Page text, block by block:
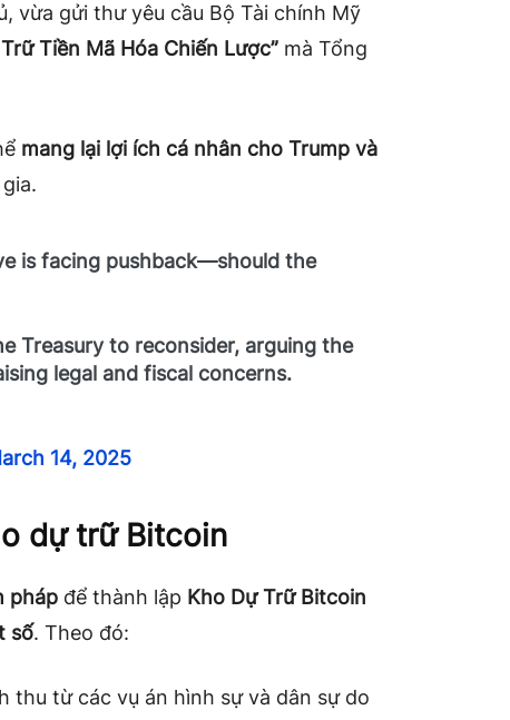
vừa gửi thư yêu cầu Bộ Tài chính Mỹ
Tiền Mã Hóa Chiến Lược” mà Tổng
mang lại lợi ích cá nhân cho Trump và
is facing pushback—should the
Treasury to reconsider, arguing the
legal and fiscal concerns.
14, 2025
dự trữ Bitcoin
pháp để thành lập Kho Dự Trữ Bitcoin
số. Theo đó:
thu từ các vụ án hình sự và dân sự do